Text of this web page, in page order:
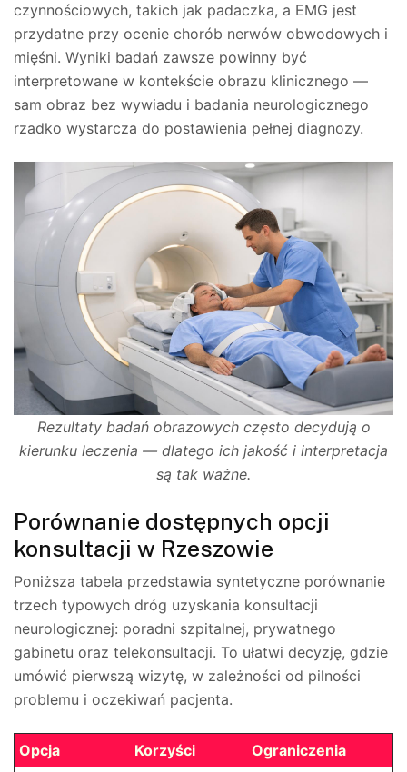
czynnościowych, takich jak padaczka, a EMG jest
przydatne przy ocenie chorób nerwów obwodowych i
mięśni. Wyniki badań zawsze powinny być
interpretowane w kontekście obrazu klinicznego —
sam obraz bez wywiadu i badania neurologicznego
rzadko wystarcza do postawienia pełnej diagnozy.
Rezultaty badań obrazowych często decydują o
kierunku leczenia — dlatego ich jakość i interpretacja
są tak ważne.
Porównanie dostępnych opcji
konsultacji w Rzeszowie
Poniższa tabela przedstawia syntetyczne porównanie
trzech typowych dróg uzyskania konsultacji
neurologicznej: poradni szpitalnej, prywatnego
gabinetu oraz telekonsultacji. To ułatwi decyzję, gdzie
umówić pierwszą wizytę, w zależności od pilności
problemu i oczekiwań pacjenta.
Opcja Korzyści Ograniczenia